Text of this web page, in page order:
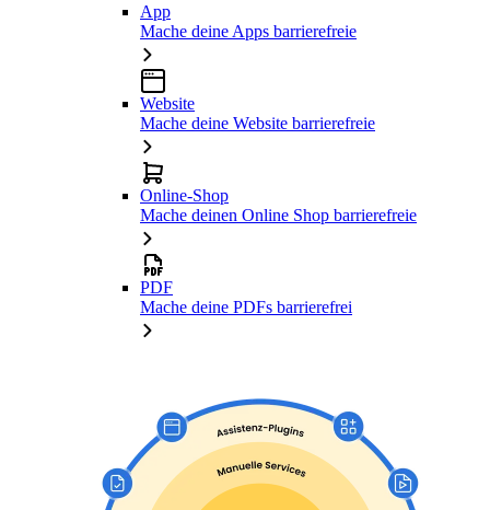
App
Mache deine Apps barrierefreie
Website
Mache deine Website barrierefreie
Online-Shop
Mache deinen Online Shop barrierefreie
PDF
Mache deine PDFs barrierefrei